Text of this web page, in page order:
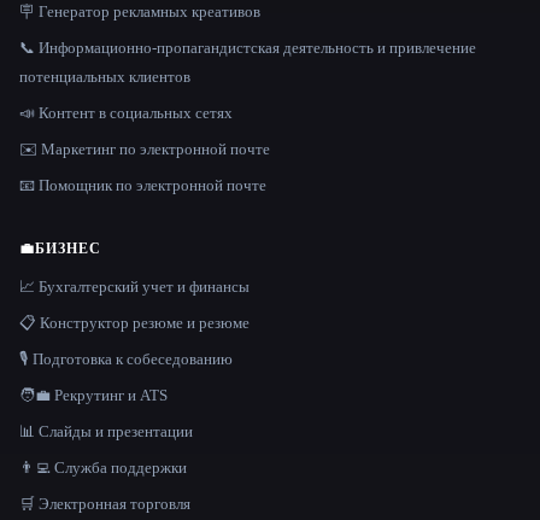
🪧 Генератор рекламных креативов
📞 Информационно-пропагандистская деятельность и привлечение
потенциальных клиентов
📣 Контент в социальных сетях
✉️ Маркетинг по электронной почте
📧 Помощник по электронной почте
💼БИЗНЕС
📈 Бухгалтерский учет и финансы
📋 Конструктор резюме и резюме
🎙️ Подготовка к собеседованию
🧑‍💼 Рекрутинг и ATS
📊 Слайды и презентации
👨‍💻 Служба поддержки
🛒 Электронная торговля